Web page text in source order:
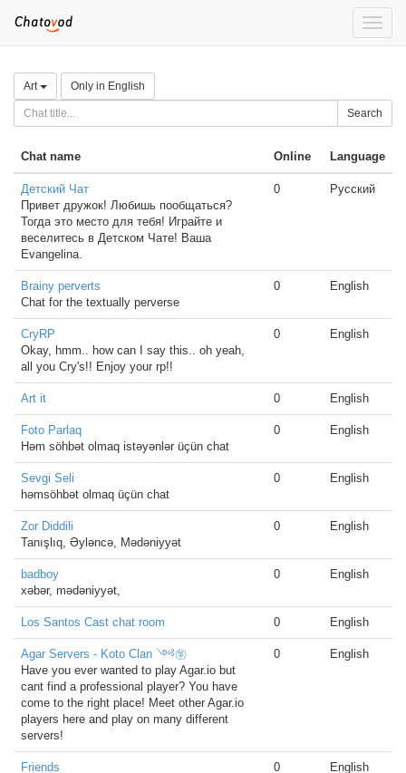
Toggle
Art Only in English
Search
Chat name Online Language
Детский Чат
Привет дружок! Любишь пообщаться?
Тогда это место для тебя! Играйте и
веселитесь в Детском Чате! Ваша
Evangelina.
0 Русский
Brainy perverts
Chat for the textually perverse
0 English
CryRP
Okay, hmm.. how can I say this.. oh yeah,
all you Cry's!! Enjoy your rp!!
0 English
Art it 0 English
Foto Parlaq
Həm söhbət olmaq istəyənlər üçün chat
0 English
Sevgi Seli
həmsöhbət olmaq üçün chat
0 English
Zor Diddili
Tanışlıq, Əyləncə, Mədəniyyət
0 English
badboy
xəbər, mədəniyyət,
0 English
Los Santos Cast chat room 0 English
Agar Servers - Koto Clan ༺㉇
Have you ever wanted to play Agar.io but
cant find a professional player? You have
come to the right place! Meet other Agar.io
players here and play on many different
servers!
0 English
Friends 0 English